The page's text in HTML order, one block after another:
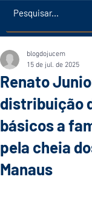
Renato
distribuição
básicos a
pela cheia
Manaus
blogdojucem
15 de jul. de 2025